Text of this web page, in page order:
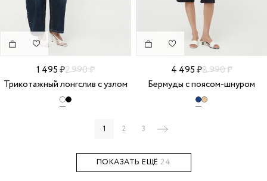
1 495 ₽2 990 ₽
Трикотажный лонгслив с узлом
4 495 ₽8 990 ₽
Бермуды с поясом-шнуром
1 2 3
ПОКАЗАТЬ ЕЩЁ 24